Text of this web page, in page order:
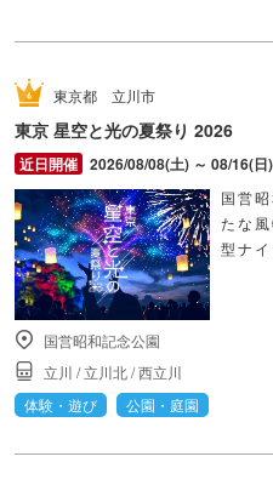
東京都 立川市
東京 星空と光の夏祭り 2026
2026/08/08(土) ～ 08/16(日)
国営
たな
型ナ
国営昭和記念公園
立川 /立川北/西立川
体験・遊び
公園・庭園